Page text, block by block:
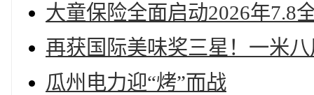
大童保险全面启动2026年7.8
再获国际美味奖三星！一米
瓜州电力迎“烤”而战